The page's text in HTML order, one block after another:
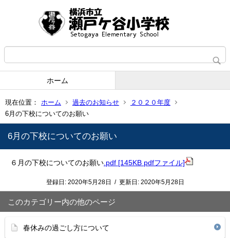
ホーム
現在位置： ホーム 過去のお知らせ
２０２０年度
6月の下校についてのお願い
6月の下校についてのお願い
６月の下校についてのお願い .pdf [145KB pdfファイル]
登録日: 2020年5月28日 / 更新日: 2020年5月28日
このカテゴリー内の他のページ
春休みの過ごし方について